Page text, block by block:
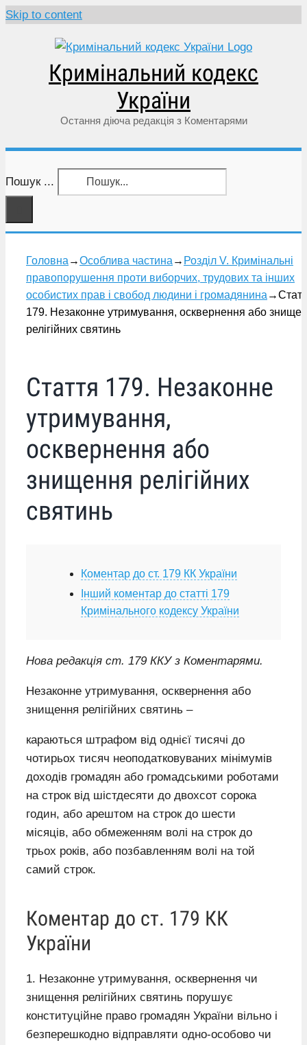
Skip to content
Кримінальний кодекс
України
Остання діюча редакція з Коментарями
Пошук ...
Головна →Особлива частина → Розділ V. Кримінальні
правопорушення проти виборчих, трудових та інших
особистих прав і свобод людини і громадянина →
179. Незаконне утримування, осквернення або
релігійних святинь
Стаття 179. Незаконне
утримування,
осквернення або
знищення релігійних
святинь
Коментар до ст. 179 КК України
Інший коментар до статті 179
Кримінального кодексу України
Нова редакція ст. 179 ККУ з Коментарями.
Незаконне утримування, осквернення або
знищення релігійних святинь –
караються штрафом від однієї тисячі до
чотирьох тисяч неоподатковуваних мінімумів
доходів громадян або громадськими роботами
на строк від шістдесяти до двохсот сорока
годин, або арештом на строк до шести
місяців, або обмеженням волі на строк до
трьох років, або позбавленням волі на той
самий строк.
Коментар до ст. 179 КК
України
1. Незаконне утримування, осквернення чи
знищення релігійних святинь порушує
конституційне право громадян України вільно і
безперешкодно відправляти одно-особово чи